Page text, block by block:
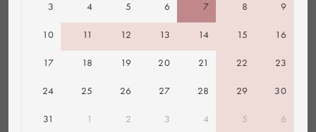
3 4 5 6 7 8 9
10 11 12 13 14 15 16
17 18 19 20 21 22 23
24 25 26 27 28 29 30
31 1 2 3 4 5 6